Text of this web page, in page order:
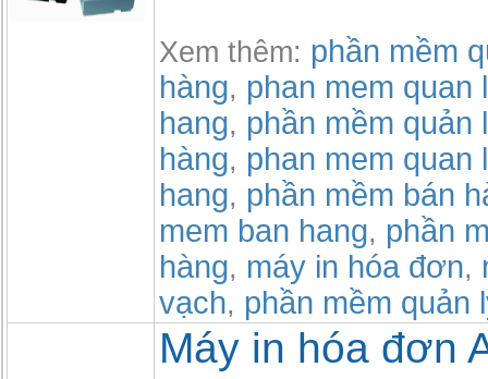
Xem thêm: phần mềm
hàng, phan mem quan
hang, phần mềm quản
hàng, phan mem quan
hang, phần mềm bán
mem ban hang, phần
hàng, máy in hóa đơn,
vạch, phần mềm quản
Máy in hóa đơn